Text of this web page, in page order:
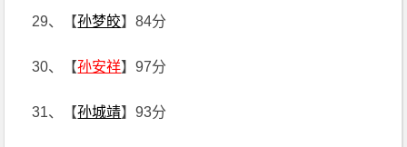
29、【孙梦皎】84分
30、【孙安祥】97分
31、【孙城靖】93分